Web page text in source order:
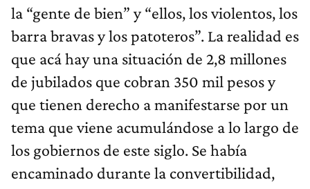
la “gente de bien” y “ellos, los violentos, los
barra bravas y los patoteros”. La realidad es
que acá hay una situación de 2,8 millones
de jubilados que cobran 350 mil pesos y
que tienen derecho a manifestarse por un
tema que viene acumulándose a lo largo de
los gobiernos de este siglo. Se había
encaminado durante la convertibilidad,